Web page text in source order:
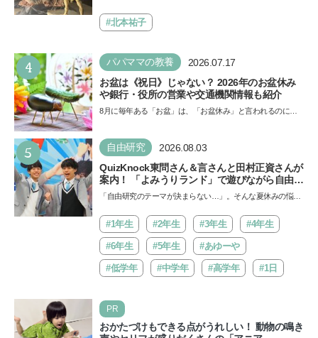
催…
#北本祐子
4 パパママの教養 2026.07.17
お盆は《祝日》じゃない？ 2026年のお盆休み
や銀行・役所の営業や交通機関情報も紹介
8月に毎年ある「お盆」は、「お盆休み」と言われるのに祝
盆…
5 自由研究 2026.08.03
QuizKnock東問さん＆言さんと田村正資さんが
案内！ 「よみうりランド」で遊びながら自由研
究が進む期間限定イベントが開催
「自由研究のテーマが決まらない…」。そんな夏休みの悩み
バ!!…
#1年生 #2年生 #3年生 #4年生
#6年生 #5年生 #あゆーや
#低学年 #中学年 #高学年 #1日
PR
おかたづけもできる点がうれしい！ 動物の鳴き